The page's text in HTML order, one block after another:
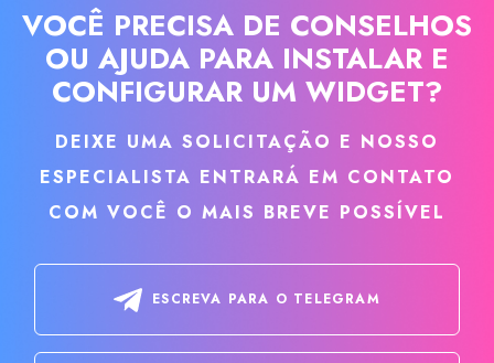
VOCÊ PRECISA DE CONSELHOS
OU AJUDA PARA INSTALAR E
CONFIGURAR UM WIDGET?
DEIXE UMA SOLICITAÇÃO E NOSSO
ESPECIALISTA ENTRARÁ EM CONTATO
COM VOCÊ O MAIS BREVE POSSÍVEL
ESCREVA PARA O TELEGRAM